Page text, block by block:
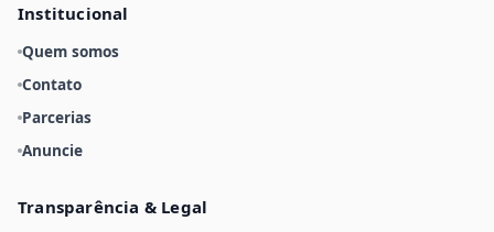
Institucional
Quem somos
Contato
Parcerias
Anuncie
Transparência & Legal